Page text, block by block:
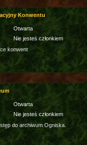
Konwentu
Otwarta
Nie jesteś członkiem
konwent
Otwarta
Nie jesteś członkiem
do archiwum Ogniska.